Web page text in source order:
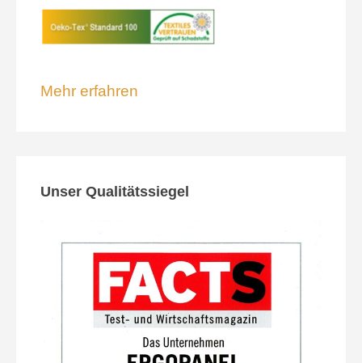
Mehr erfahren
Unser Qualitätssiegel